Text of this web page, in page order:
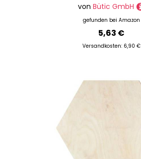
von Bütic GmbH
gefunden bei Amazon
5,63 €
Versandkosten: 6,90 €